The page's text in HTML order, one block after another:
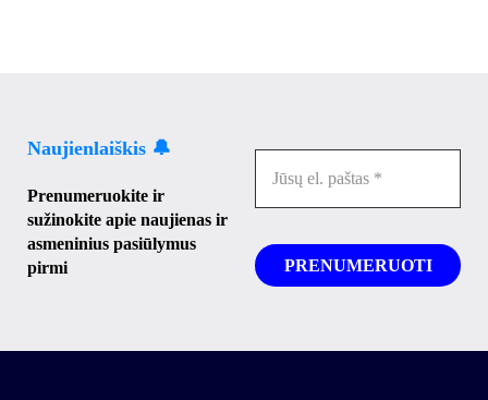
Naujienlaiškis 🔔
Prenumeruokite ir
sužinokite apie naujienas ir
asmeninius pasiūlymus
pirmi